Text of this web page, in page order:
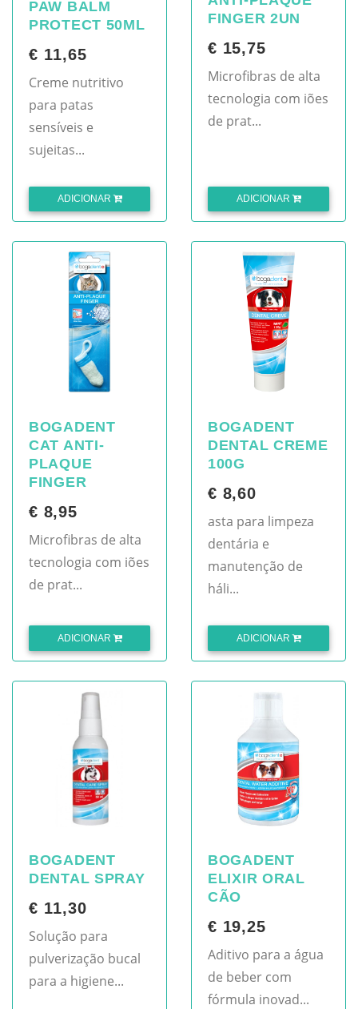
PAW BALM
PROTECT 50ML
€ 11,65
Creme nutritivo
para patas
sensíveis e
sujeitas...
ADICIONAR
FINGER 2UN
€ 15,75
Microfibras de alta
tecnologia com iões
de prat...
ADICIONAR
BOGADENT
CAT ANTI-
PLAQUE
FINGER
€ 8,95
Microfibras de alta
tecnologia com iões
de prat...
ADICIONAR
BOGADENT
DENTAL CREME
100G
€ 8,60
asta para limpeza
dentária e
manutenção de
háli...
ADICIONAR
BOGADENT
DENTAL SPRAY
€ 11,30
Solução para
pulverização bucal
para a higiene...
BOGADENT
ELIXIR ORAL
CÃO
€ 19,25
Aditivo para a água
de beber com
fórmula inovad...